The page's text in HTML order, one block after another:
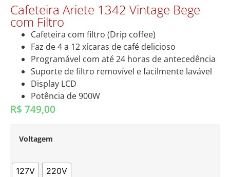
Cafeteira Ariete 1342 Vintage Bege
com Filtro
Cafeteira com filtro (Drip coffee)
Faz de 4 a 12 xícaras de café delicioso
Programável com até 24 horas de antecedência
Suporte de filtro removível e facilmente lavável
Display LCD
Potência de 900W
R$ 749,00
Voltagem
127V 220V